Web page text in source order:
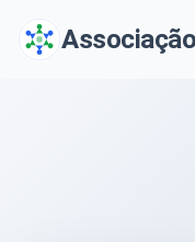
Associação